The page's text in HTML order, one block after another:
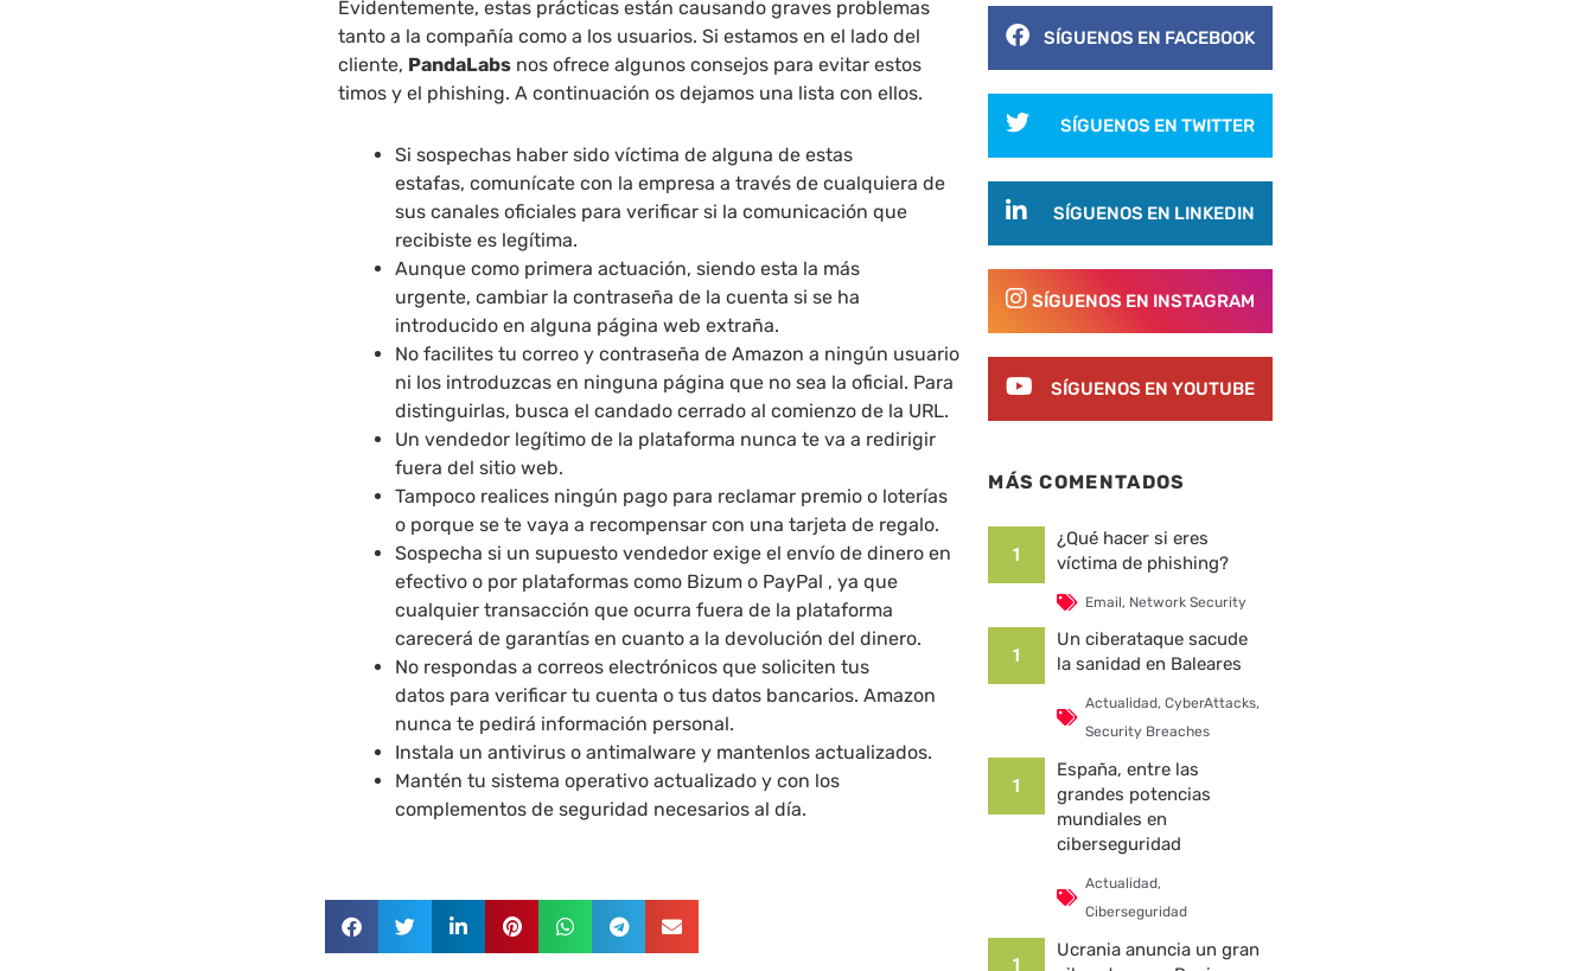
Evidentemente, estas prácticas están causando graves problemas
tanto a la compañía como a los usuarios. Si estamos en el lado del
cliente, PandaLabs nos ofrece algunos consejos para evitar estos
timos y el phishing. A continuación os dejamos una lista con ellos.
Si sospechas haber sido víctima de alguna de estas
estafas, comunícate con la empresa a través de cualquiera de
sus canales oficiales para verificar si la comunicación que
recibiste es legítima.
Aunque como primera actuación, siendo esta la más
urgente, cambiar la contraseña de la cuenta si se ha
introducido en alguna página web extraña.
No facilites tu correo y contraseña de Amazon a ningún usuario
ni los introduzcas en ninguna página que no sea la oficial. Para
distinguirlas, busca el candado cerrado al comienzo de la URL.
Un vendedor legítimo de la plataforma nunca te va a redirigir
fuera del sitio web.
Tampoco realices ningún pago para reclamar premio o loterías
o porque se te vaya a recompensar con una tarjeta de regalo.
Sospecha si un supuesto vendedor exige el envío de dinero en
efectivo o por plataformas como Bizum o PayPal , ya que
cualquier transacción que ocurra fuera de la plataforma
carecerá de garantías en cuanto a la devolución del dinero.
No respondas a correos electrónicos que soliciten tus
datos para verificar tu cuenta o tus datos bancarios. Amazon
nunca te pedirá información personal.
Instala un antivirus o antimalware y mantenlos actualizados.
Mantén tu sistema operativo actualizado y con los
complementos de seguridad necesarios al día.
SÍGUENOS EN FACEBOOK
SÍGUENOS EN TWITTER
SÍGUENOS EN LINKEDIN
SÍGUENOS EN INSTAGRAM
SÍGUENOS EN YOUTUBE
MÁS COMENTADOS
1
¿Qué hacer si eres
víctima de phishing?
Email, Network Security
1
Un ciberataque sacude
la sanidad en Baleares
Actualidad, CyberAttacks,
Security Breaches
1
España, entre las
grandes potencias
mundiales en
ciberseguridad
Actualidad,
Ciberseguridad
1
Ucrania anuncia un gran